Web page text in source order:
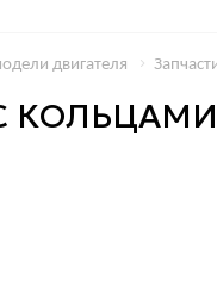
двигателя